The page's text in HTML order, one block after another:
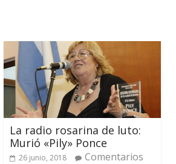
La radio rosarina de luto:
Murió «Pily» Ponce
26 junio, 2018
Comentarios